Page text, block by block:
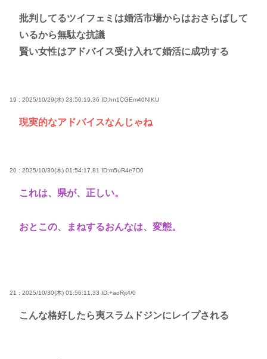
批判してるツイフェミは婚活市場からはおさらばして
いるから無駄な抗議
賢い女性はアドバイス受け入れて婚活に成功する
19 : 2025/10/29(水) 23:50:19.36 ID:hn1CGEm40NIKU
現実的なアドバイスなんじゃね
20 : 2025/10/30(木) 01:54:17.81 ID:m5uR4e7D0
これは、県が、正しい。
おとこの、まねするおんなは、変態。
21 : 2025/10/30(木) 01:56:11.33 ID:+aoRjt4/0
こんな格好したら夷スラムドジンにレイプされる